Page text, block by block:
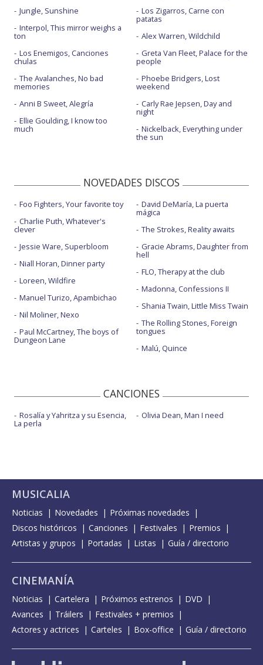
Jungle, Sunshine
Interpol, This mirror weighs a
ton
Los Enemigos, Canciones
chulas
The Avalanches, No bad
memories
Anni B Sweet, Alegría
Ellie Goulding, I know too
much
Los Zigarros, Carne con
patatas
Alex Warren, Wildchild
Greta Van Fleet, Palace for the
people
Phoebe Bridgers, Lost
weekend
Carly Rae Jepsen, Day and
night
Nickelback, Everything under
the sun
NOVEDADES DISCOS
Foo Fighters, Your favorite toy
Charlie Puth, Whatever's
clever
Jessie Ware, Superbloom
Niall Horan, Dinner party
Loreen, Wildfire
Manuel Turizo, Apambichao
Nil Moliner, Nexo
Paul McCartney, The boys of
Dungeon Lane
David DeMaría, La puerta
mágica
The Strokes, Reality awaits
Gracie Abrams, Daughter from
hell
FLO, Therapy at the club
Madonna, Confessions II
Shania Twain, Little Miss Twain
The Rolling Stones, Foreign
tongues
Malú, Quince
CANCIONES
Rosalía y Yahritza y su Esencia,
La perla
Olivia Dean, Man I need
MUSICALIA
Noticias Novedades
Próximas novedades
Discos históricos
Canciones Festivales
Premios
Artistas y grupos
Portadas Listas Guía / directorio
CINEMANÍA
Noticias Cartelera Próximos estrenos
DVD
Avances
Tráilers
Festivales + premios
Actores y actrices
Carteles Box-office Guía / directorio